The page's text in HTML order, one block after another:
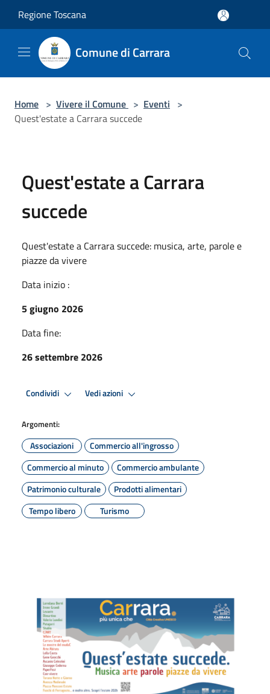
Regione Toscana
Comune di Carrara
Home > Vivere il Comune > Eventi >
Quest'estate a Carrara succede
Quest'estate a Carrara
succede
Quest'estate a Carrara succede: musica, arte, parole e
piazze da vivere
Data inizio :
5 giugno 2026
Data fine:
26 settembre 2026
Condividi Vedi azioni
Argomenti:
Associazioni
Commercio all'ingrosso
Commercio al minuto
Commercio ambulante
Patrimonio culturale
Prodotti alimentari
Tempo libero
Turismo